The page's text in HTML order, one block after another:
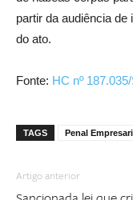
partir da audiência
do ato.
Fonte: HC nº
TAGS Penal
Artigo anterior